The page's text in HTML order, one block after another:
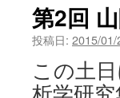
第2回
投稿日: 2015/01/
この土